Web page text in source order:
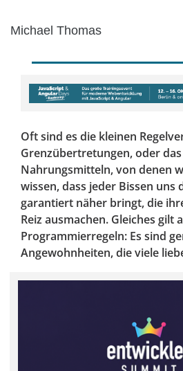
Michael Thomas
Oft sind es die kleinen
Grenzübertretungen, oder
Nahrungsmitteln, von denen
wissen, dass jeder Bissen uns
garantiert näher bringt, die
Reiz ausmachen. Gleiches gilt
Programmierregeln: Es sind
Angewohnheiten, die viele